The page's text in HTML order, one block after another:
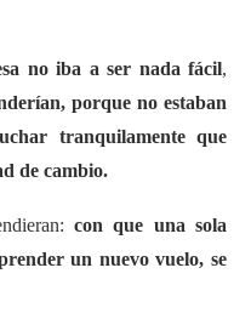
no iba a ser nada fácil,
porque no estaban
tranquilamente que
de cambio.
con que una sola
un nuevo vuelo, se